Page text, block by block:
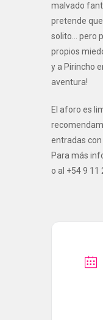
malvado
pretende
solito… pero
propios
y a Pirincho
aventura!
El aforo es
entradas con
Para más
o al +54 9 11